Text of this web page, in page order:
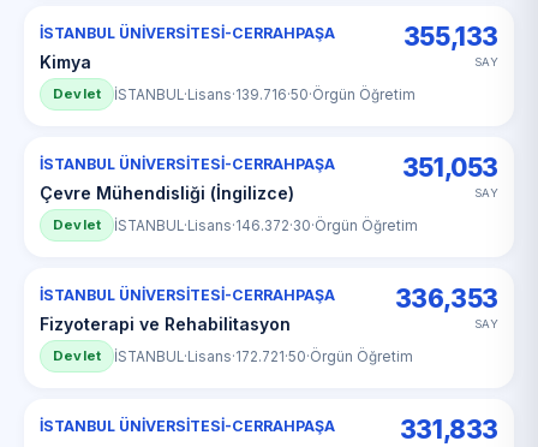
İSTANBUL ÜNİVERSİTESİ-CERRAHPAŞA
Kimya
355,133
SAY
Devlet İSTANBUL ·Lisans·139.716·50·Örgün Öğretim
İSTANBUL ÜNİVERSİTESİ-CERRAHPAŞA
Çevre Mühendisliği (İngilizce)
351,053
SAY
Devlet İSTANBUL ·Lisans·146.372·30·Örgün Öğretim
İSTANBUL ÜNİVERSİTESİ-CERRAHPAŞA
Fizyoterapi ve Rehabilitasyon
336,353
SAY
Devlet İSTANBUL ·Lisans·172.721·50·Örgün Öğretim
İSTANBUL ÜNİVERSİTESİ-CERRAHPAŞA 331,833